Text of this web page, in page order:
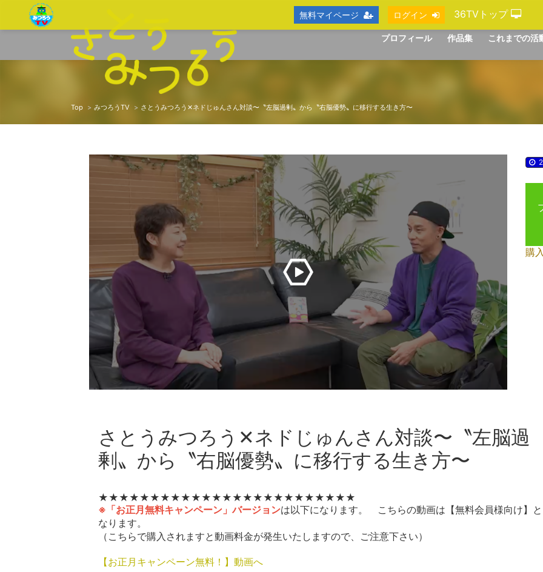
プロフィール 作品集 これまでの活
Top みつろうTV さとうみつろう✕ネドじゅんさん対談〜〝左脳過剰〟から〝右脳優勢〟に移行する生き方〜
購
さとうみつろう✕ネドじゅんさん対談〜〝左脳過
剰〟から〝右脳優勢〟に移行する生き方〜
★★★★★​​​​​​​★★★★★​​​​​​​★★★★★​​​​​​​★★★★★​​​​​​​★★★★★
※「お正月無料キャンペーン」バージョンは以下になります。 こちらの動画は【無料会員様向け】と
なります。
​​​​​​​（こちらで購入されますと動画料金が発生いたしますので、ご注意下さい）
【お正月キャンペーン無料！】動画へ
無料マイページ ログイン 36TVトップ